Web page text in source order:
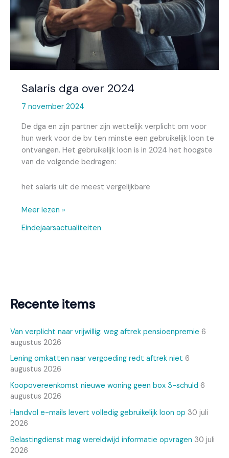
Recente items
Van verplicht naar vrijwillig: weg aftrek pensioenpremie 6
augustus 2026
Lening omkatten naar vergoeding redt aftrek niet 6
augustus 2026
Koopovereenkomst nieuwe woning geen box 3-schuld 6
augustus 2026
Handvol e-mails levert volledig gebruikelijk loon op 30 juli
2026
Belastingdienst mag wereldwijd informatie opvragen 30 juli
2026
Salaris dga over 2024
7 november 2024
De dga en zijn partner zijn wettelijk verplicht om voor
hun werk voor de bv ten minste een gebruikelijk loon te
ontvangen. Het gebruikelijk loon is in 2024 het hoogste
van de volgende bedragen:
het salaris uit de meest vergelijkbare
Meer lezen »
Eindejaarsactualiteiten